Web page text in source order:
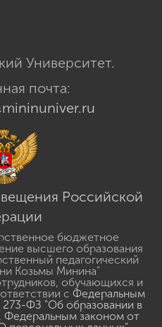
Университет.
почта:
Российской
бюджетное
высшего образования
педагогический
Козьмы Минина"
обучающихся и
с Федеральным
ФЗ "Об образовании в
Федеральным законом от